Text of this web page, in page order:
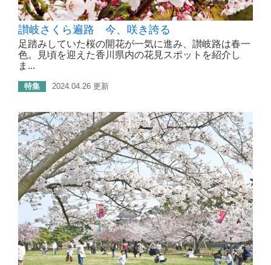
讃岐さくら遍路 今、咲き誇る
足踏みしていた桜の開花が一気に進み、讃岐路は春一
色。見頃を迎えた香川県内の花見スポットを紹介し
ま...
特集 2024.04.26 更新